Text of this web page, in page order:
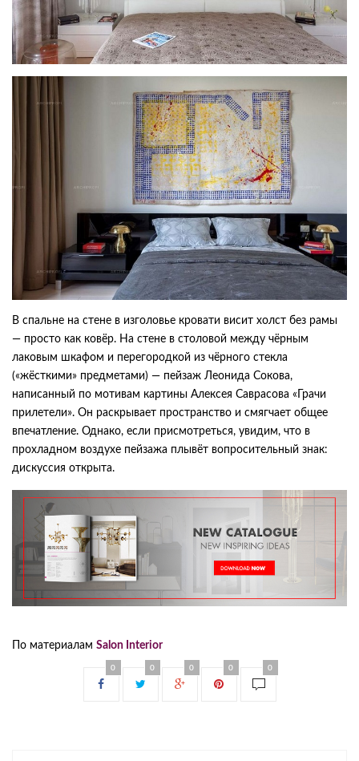
В спальне на стене в изголовье кровати висит холст без рамы
— просто как ковёр. На стене в столовой между чёрным
лаковым шкафом и перегородкой из чёрного стекла
(«жёсткими» предметами) — пейзаж Леонида Сокова,
написанный по мотивам картины Алексея Саврасова «Грачи
прилетели». Он раскрывает пространство и смягчает общее
впечатление. Однако, если присмотреться, увидим, что в
прохладном воздухе пейзажа плывёт вопросительный знак:
дискуссия открыта.
По материалам Salon Interior
0 0 0 0 0